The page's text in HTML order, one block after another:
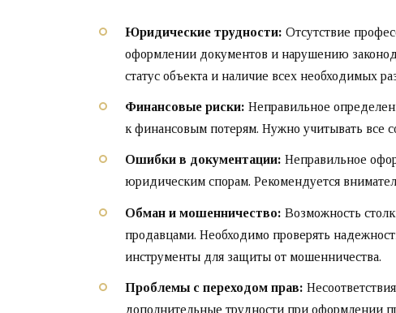
Юридические трудности: Отсутствие
оформлении документов и нарушению
статус объекта и наличие всех необходимых
Финансовые риски: Неправильное
к финансовым потерям. Нужно учитывать все
Ошибки в документации: Неправильное
юридическим спорам. Рекомендуется
Обман и мошенничество: Возможность
продавцами. Необходимо проверять
инструменты для защиты от мошенничества.
Проблемы с переходом прав:
дополнительные трудности при оформлении